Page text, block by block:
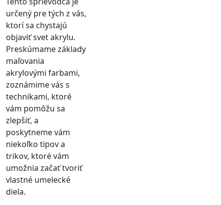
určený pre tých z vás,
ktorí sa chystajú
objaviť svet akrylu.
Preskúmame základy
maľovania
akrylovými farbami,
zoznámime vás s
technikami, ktoré
vám pomôžu sa
zlepšiť, a
poskytneme vám
niekoľko tipov a
trikov, ktoré vám
umožnia začať tvoriť
vlastné umelecké
diela.